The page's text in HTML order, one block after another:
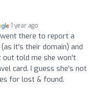
1 year ago
there to report a
it's their domain) and
told me she won't
card. I guess she's not
for lost & found.